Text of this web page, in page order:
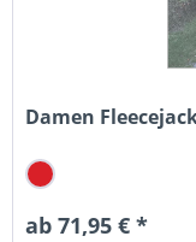
Damen
ab 71,95 € *